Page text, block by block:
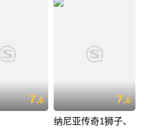
7.6 7.6
纳尼亚传奇1狮子、